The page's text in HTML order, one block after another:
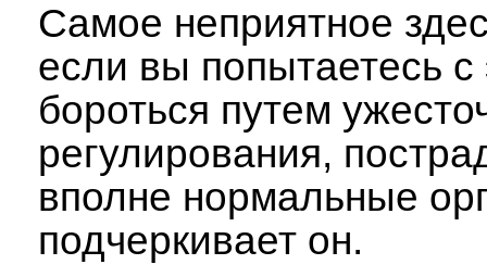
Самое неприятное
если вы попытаетесь с
бороться путем
регулирования,
вполне нормальные
подчеркивает он.